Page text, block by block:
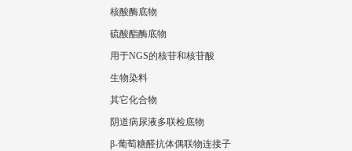
核酸酶底物
硫酸酯酶底物
用于NGS的核苷和核苷酸
生物染料
其它化合物
阴道病尿液多联检底物
β-葡萄糖醛抗体偶联物连接子